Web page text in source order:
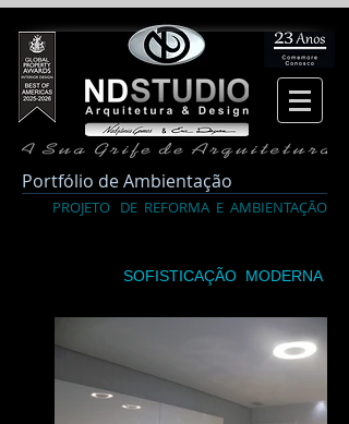
Portfólio de Ambientação
PROJETO DE REFORMA E AMBIENTAÇÃO
SOFISTICAÇÃO MODERNA